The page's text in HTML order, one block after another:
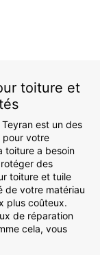
toiture et
est un des
pour votre
toiture a besoin
des
toiture et tuile
de votre matériau
plus coûteux.
de réparation
cela, vous